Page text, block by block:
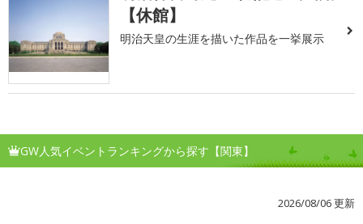
【休館】
明治天皇の生涯を描いた作品を一挙展示
GW人気イベントランキングから探す【関東】
2026/08/06 更新